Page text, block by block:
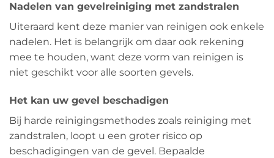
Nadelen van gevelreiniging met zandstralen
Uiteraard kent deze manier van reinigen ook enkele
nadelen. Het is belangrijk om daar ook rekening
mee te houden, want deze vorm van reinigen is
niet geschikt voor alle soorten gevels.
Het kan uw gevel beschadigen
Bij harde reinigingsmethodes zoals reiniging met
zandstralen, loopt u een groter risico op
beschadigingen van de gevel. Bepaalde